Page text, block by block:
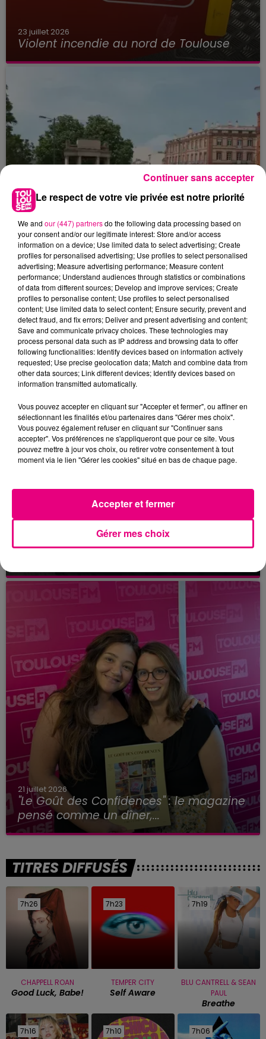
23 juillet 2026
Violent incendie au nord de Toulouse
22 juillet 2026
Toulouse : circulation perturbée dans le
secteur François Verdier...
Affaire Jubillar : le procès en appel
21 juillet 2026
"Le Goût des Confidences" : le magazine
pensé comme un dîner,...
TITRES DIFFUSÉS
7h26
7h26
CHAPPELL ROAN
Good Luck, Babe!
7h23
7h23
TEMPER CITY
Self Aware
7h19
7h19
BLU CANTRELL & SEAN
PAUL
Breathe
7h16
7h16 7h10
7h10 7h06
7h06
Le respect de votre vie privée est notre priorité
We and our (447) partnersdo the following data processing based on
your consent and/or our legitimate interest: Store and/or access
information on a device; Use limited data to select advertising; Create
profiles for personalised advertising; Use profiles to select personalised
advertising; Measure advertising performance; Measure content
performance; Understand audiences through statistics or combinations
of data from different sources; Develop and improve services; Create
profiles to personalise content; Use profiles to select personalised
content; Use limited data to select content; Ensure security, prevent and
detect fraud, and fix errors; Deliver and present advertising and content;
Save and communicate privacy choices. These technologies may
process personal data such as IP address and browsing data to offer
following functionalities: Identify devices based on information actively
requested; Use precise geolocation data; Match and combine data from
other data sources; Link different devices; Identify devices based on
information transmitted automatically.
Vous pouvez accepter en cliquant sur "Accepter et fermer", ou affiner en
sélectionnant les finalités et/ou partenaires dans "Gérer mes choix".
Vous pouvez également refuser en cliquant sur "Continuer sans
accepter". Vos préférences ne s'appliqueront que pour ce site. Vous
pouvez mettre à jour vos choix, ou retirer votre consentement à tout
moment via le lien "Gérer les cookies" situé en bas de chaque page.
Gérer mes choix
Accepter et fermer
Continuer sans accepter